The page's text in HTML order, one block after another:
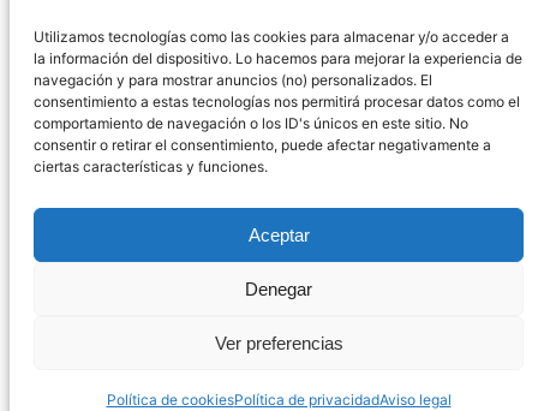
Utilizamos tecnologías como las cookies para almacenar y/o acceder a
la información del dispositivo. Lo hacemos para mejorar la experiencia de
navegación y para mostrar anuncios (no) personalizados. El
consentimiento a estas tecnologías nos permitirá procesar datos como el
comportamiento de navegación o los ID's únicos en este sitio. No
consentir o retirar el consentimiento, puede afectar negativamente a
ciertas características y funciones.
Aceptar
Denegar
Ver preferencias
Política de cookiesPolítica de privacidadAviso legal
Descargo de Responsabilidad
Declaración de Privacidad Política de cookies
WordPress
Página administrada por Javier Ripoll